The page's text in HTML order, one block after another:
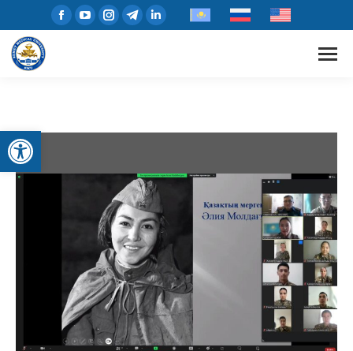
Open toolbar